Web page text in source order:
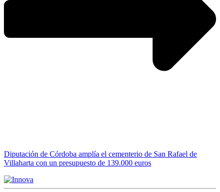
Diputación de Córdoba amplía el cementerio de San Rafael de
Villaharta con un presupuesto de 139.000 euros